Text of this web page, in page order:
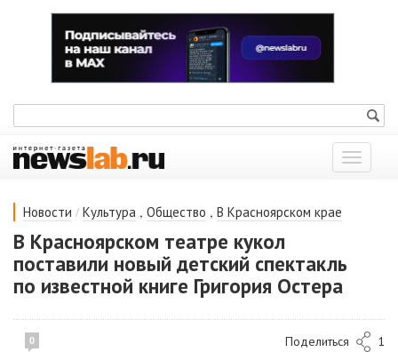
Показать
меню
Новости / Культура , Общество , В Красноярском крае
В Красноярском театре кукол
поставили новый детский спектакль
по известной книге Григория Остера
0 Поделиться 1